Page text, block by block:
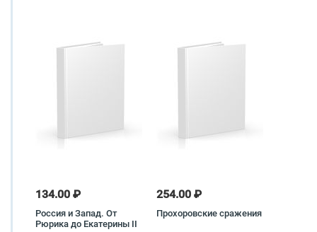
134.00 ₽
Россия и Запад. От
Рюрика до Екатерины II
254.00 ₽
Прохоровские сражения